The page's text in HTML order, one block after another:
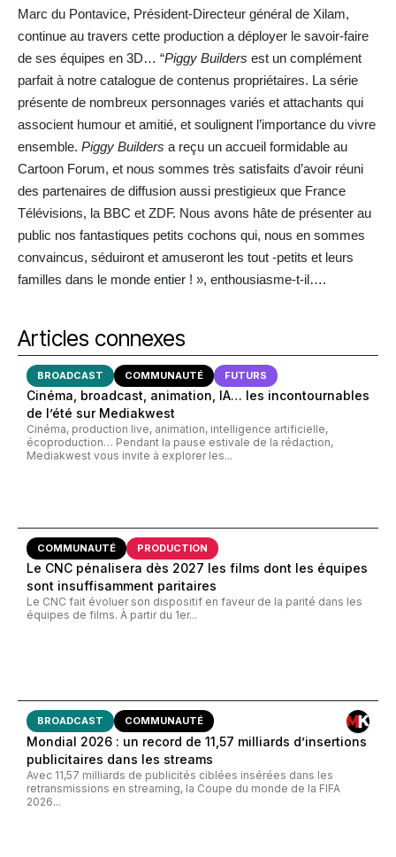
Marc du Pontavice, Président-Directeur général de Xilam,
continue au travers cette production a déployer le savoir-faire
de ses équipes en 3D… “Piggy Builders est un complément
parfait à notre catalogue de contenus propriétaires. La série
présente de nombreux personnages variés et attachants qui
associent humour et amitié, et soulignent l’importance du vivre
ensemble. Piggy Builders a reçu un accueil formidable au
Cartoon Forum, et nous sommes très satisfaits d’avoir réuni
des partenaires de diffusion aussi prestigieux que France
Télévisions, la BBC et ZDF. Nous avons hâte de présenter au
public nos fantastiques petits cochons qui, nous en sommes
convaincus, séduiront et amuseront les tout -petits et leurs
familles dans le monde entier ! », enthousiasme-t-il….
Articles connexes
BROADCAST COMMUNAUTÉ FUTURS
Cinéma, broadcast, animation, IA… les incontournables
de l’été sur Mediakwest
Cinéma, production live, animation, intelligence artificielle,
écoproduction… Pendant la pause estivale de la rédaction,
Mediakwest vous invite à explorer les...
COMMUNAUTÉ PRODUCTION
Le CNC pénalisera dès 2027 les films dont les équipes
sont insuffisamment paritaires
Le CNC fait évoluer son dispositif en faveur de la parité dans les
équipes de films. À partir du 1er...
BROADCAST COMMUNAUTÉ
Mondial 2026 : un record de 11,57 milliards d’insertions
publicitaires dans les streams
Avec 11,57 milliards de publicités ciblées insérées dans les
retransmissions en streaming, la Coupe du monde de la FIFA
2026...